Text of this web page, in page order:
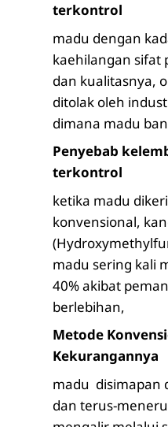
terkontrol
madu dengan
kaehilangan sifat
dan kualitasnya,
ditolak oleh
dimana madu
Penyebab
terkontrol
ketika madu
konvensional,
madu sering kali
40% akibat
berlebihan,
Metode
Kekurangannya
madu disimapan
dan terus-